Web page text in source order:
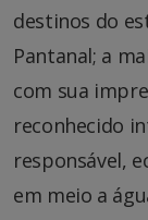
destinos do
Pantanal; a
com sua
reconhecido
responsável,
em meio a